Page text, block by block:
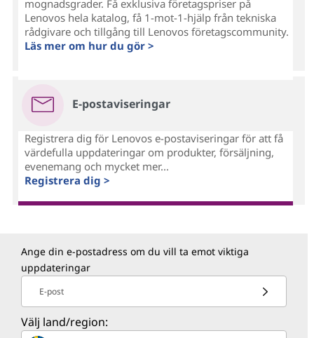
mognadsgrader. Få exklusiva företagspriser på
Lenovos hela katalog, få 1-mot-1-hjälp från tekniska
rådgivare och tillgång till Lenovos företagscommunity.
Läs mer om hur du gör >
E-postaviseringar
Registrera dig för Lenovos e-postaviseringar för att få
värdefulla uppdateringar om produkter, försäljning,
evenemang och mycket mer...
Registrera dig >
Ange din e-postadress om du vill ta emot viktiga
uppdateringar
E-post
Välj land/region: